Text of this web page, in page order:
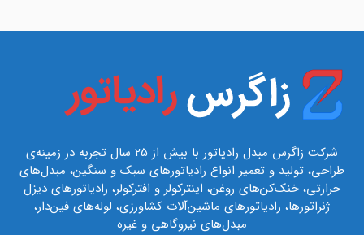
شرکت زاگرس مبدل رادیاتور با بیش از 25 سال تجربه در زمینه‌ی
طراحی، تولید و تعمیر انواع رادیاتورهای سبک و سنگین، مبدل‌های
حرارتی، خنک‌کن‌های روغن، اینترکولر و افترکولر، رادیاتورهای دیزل
ژنراتورها، رادیاتورهای ماشین‌آلات کشاورزی، لوله‌های فین‌دار،
مبدل‌های نیروگاهی و غیره